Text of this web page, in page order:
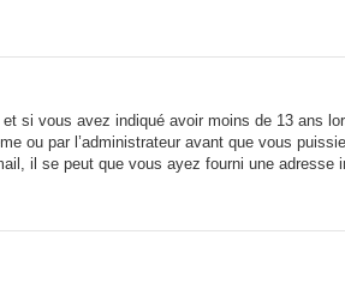
si vous avez indiqué avoir moins de 13 ans
ou par l’administrateur avant que vous
il se peut que vous ayez fourni une adresse